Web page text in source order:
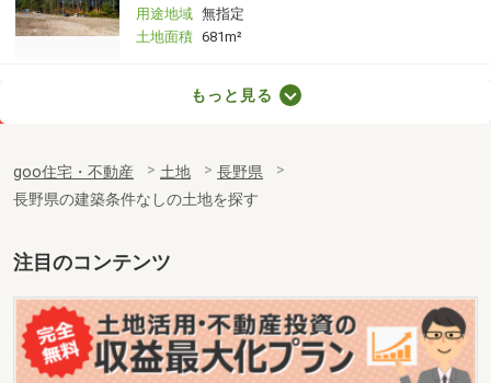
用途地域 無指定
土地面積 681m²
用途地域
無指定
土地面積 392.48m²
長野県須坂市大字塩川
価 格
860万円
住 所
長野県須坂市大字塩川
用途地域 １種低層
土地面積 156.41m²
もっと見る
goo住宅・不動産 土地
長野県
長野県の建築条件なしの土地を探す
注目のコンテンツ